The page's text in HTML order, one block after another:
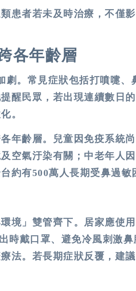
患者若未及時治療，不僅
各年齡層
劇。常見症狀包括打噴嚏、
醒民眾，若出現連續數日
。
年齡層。兒童因免疫系統
空氣汙染有關；中老年人
約有500萬人長期受鼻過敏
境」雙管齊下。居家應使
時戴口罩、避免冷風刺激
法。若長期症狀反覆，建